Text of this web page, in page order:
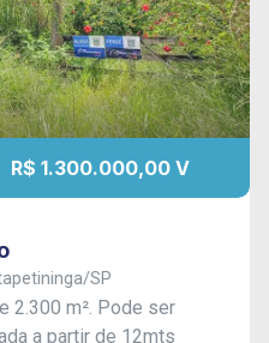
R$ 1.300.000,00 V
SP
2.300 m². Pode ser
a partir de 12mts